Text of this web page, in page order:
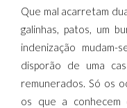
Que mal acarretam
galinhas, patos, um
indenização
disporão de uma
remunerados. Só os
os que a conhecem